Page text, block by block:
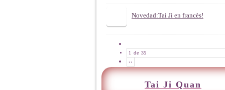
Novedad:Tai Ji en francès!
1 de 35
››
Tai Ji Quan